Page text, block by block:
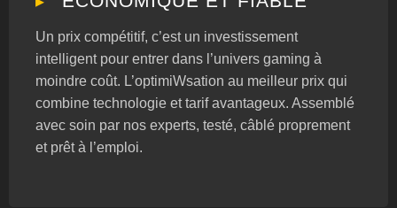
Un prix compétitif, c’est un investissement
intelligent pour entrer dans l’univers gaming à
moindre coût. L’optimiWsation au meilleur prix qui
combine technologie et tarif avantageux. Assemblé
avec soin par nos experts, testé, câblé proprement
et prêt à l’emploi.